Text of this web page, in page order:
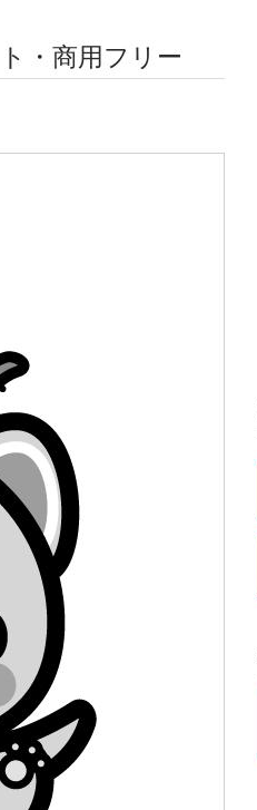
・商用フリー